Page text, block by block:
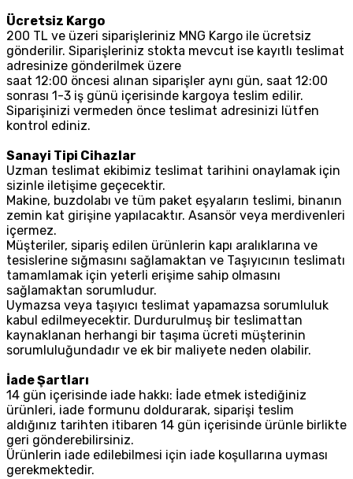
Ücretsiz Kargo
200 TL ve üzeri siparişleriniz MNG Kargo ile ücretsiz
gönderilir. Siparişleriniz stokta mevcut ise kayıtlı teslimat
adresinize gönderilmek üzere
saat 12:00 öncesi alınan siparişler aynı gün, saat 12:00
sonrası 1-3 iş günü içerisinde kargoya teslim edilir.
Siparişinizi vermeden önce teslimat adresinizi lütfen
kontrol ediniz.
Sanayi Tipi Cihazlar
Uzman teslimat ekibimiz teslimat tarihini onaylamak için
sizinle iletişime geçecektir.
Makine, buzdolabı ve tüm paket eşyaların teslimi, binanın
zemin kat girişine yapılacaktır. Asansör veya merdivenleri
içermez.
Müşteriler, sipariş edilen ürünlerin kapı aralıklarına ve
tesislerine sığmasını sağlamaktan ve Taşıyıcının teslimatı
tamamlamak için yeterli erişime sahip olmasını
sağlamaktan sorumludur.
Uymazsa veya taşıyıcı teslimat yapamazsa sorumluluk
kabul edilmeyecektir. Durdurulmuş bir teslimattan
kaynaklanan herhangi bir taşıma ücreti müşterinin
sorumluluğundadır ve ek bir maliyete neden olabilir.
İade Şartları
14 gün içerisinde iade hakkı: İade etmek istediğiniz
ürünleri, iade formunu doldurarak, siparişi teslim
aldığınız tarihten itibaren 14 gün içerisinde ürünle birlikte
geri gönderebilirsiniz.
Ürünlerin iade edilebilmesi için iade koşullarına uyması
gerekmektedir.